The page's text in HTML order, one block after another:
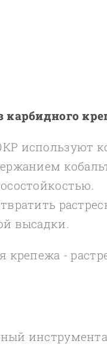
карбидного
используют
высадки.
крепежа -